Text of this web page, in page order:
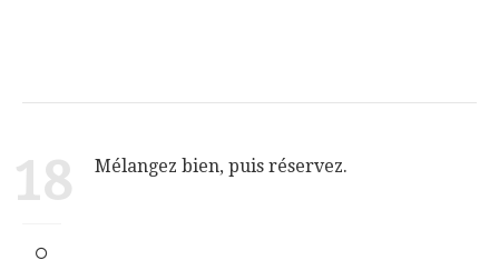
18 Mélangez bien, puis réservez.